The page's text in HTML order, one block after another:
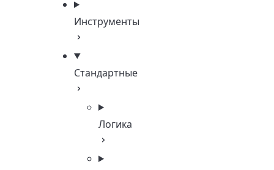
Инструменты
Стандартные
Логика